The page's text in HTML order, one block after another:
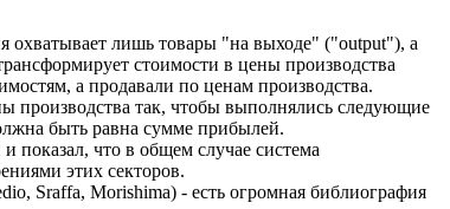
охватывает лишь товары "на выходе" ("output"), а
стоимости в цены производства
а продавали по ценам производства.
так, чтобы выполнялись следующие
быть равна сумме прибылей.
показал, что в общем случае система
этих секторов.
Sraffa, Morishima) - есть огромная библиография